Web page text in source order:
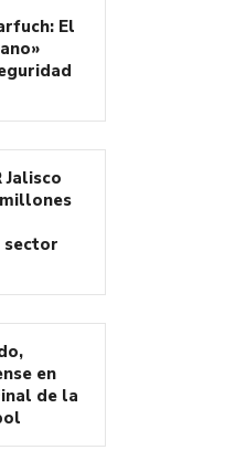
El
Jalisco
sector
en
de la